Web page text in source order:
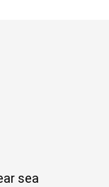
sea